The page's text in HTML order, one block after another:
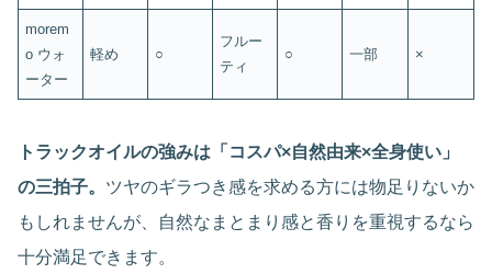
morem
o ウォ
ーター
軽め ○
フルー
ティ
○ 一部 ×
トラックオイルの強みは「コスパ×自然由来×全身使い」
の三拍子。 ツヤのギラつき感を求める方には物足りないか
もしれませんが、自然なまとまり感と香りを重視するなら
十分満足できます。